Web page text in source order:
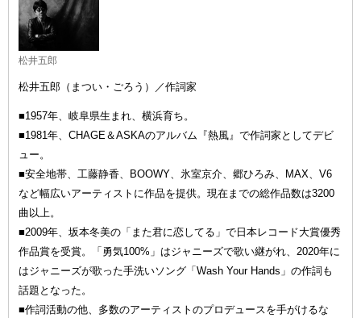
松井五郎
松井五郎（まつい・ごろう）／作詞家
■1957年、岐阜県生まれ、横浜育ち。
■1981年、CHAGE＆ASKAのアルバム『熱風』で作詞家としてデビ
ュー。
■安全地帯、工藤静香、BOOWY、氷室京介、郷ひろみ、MAX、V6
など幅広いアーティストに作品を提供。現在までの総作品数は3200
曲以上。
■2009年、坂本冬美の「また君に恋してる」で日本レコード大賞優秀
作品賞を受賞。「勇気100%」はジャニーズで歌い継がれ、2020年に
はジャニーズが歌った手洗いソング「Wash Your Hands」の作詞も
話題となった。
■作詞活動の他、多数のアーティストのプロデュースを手がけるな